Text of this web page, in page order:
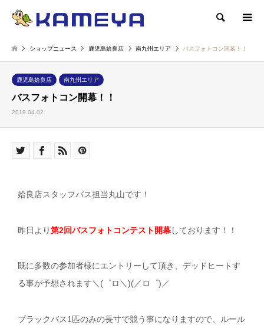
検索
ショップニュース 鹿児島姶良店 南九州エリア バスフォトコン開幕！！
鹿児島姶良店 南九州エリア
バスフォトコン開幕！！
2019.04.02
姶良店スタッフバス担当丸山です！
昨日より第2回バスフォトコンテスト開幕しております！！
既に多数の参加者様にエントリーして頂き、デッドヒートす
る事が予想されます＼(゜ロ＼)(／ロ゜)／
ブラックバス1匹のみの長寸で競う事になりますので、ルール